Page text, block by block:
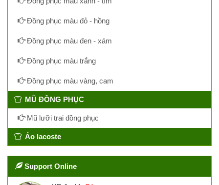
Đồng phục màu đỏ - hồng
Đồng phục màu đen - xám
Đồng phục màu trắng
Đồng phục màu vàng, cam
MŨ ĐỒNG PHỤC
Mũ lưỡi trai đồng phục
Áo lacoste
Support Online